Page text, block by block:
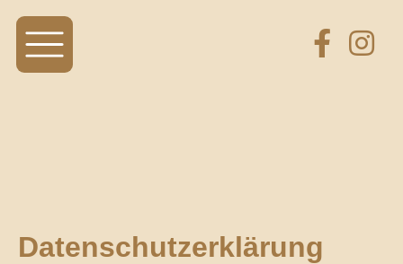
Datenschutzerklärung